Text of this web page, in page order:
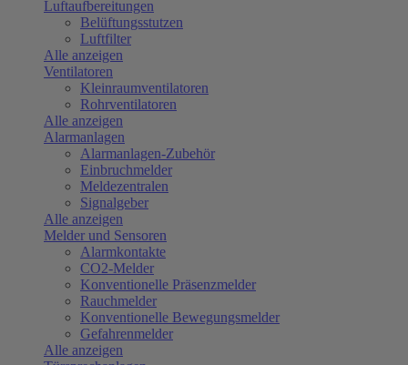
Luftaufbereitungen
Belüftungsstutzen
Luftfilter
Alle anzeigen
Ventilatoren
Kleinraumventilatoren
Rohrventilatoren
Alle anzeigen
Alarmanlagen
Alarmanlagen-Zubehör
Einbruchmelder
Meldezentralen
Signalgeber
Alle anzeigen
Melder und Sensoren
Alarmkontakte
CO2-Melder
Konventionelle Präsenzmelder
Rauchmelder
Konventionelle Bewegungsmelder
Gefahrenmelder
Alle anzeigen